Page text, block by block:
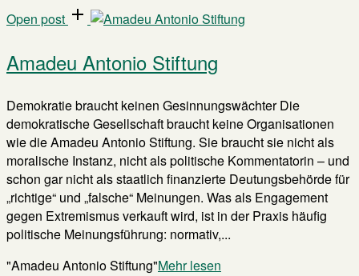
Open post
Amadeu Antonio Stiftung
Demokratie braucht keinen Gesinnungswächter Die
demokratische Gesellschaft braucht keine Organisationen
wie die Amadeu Antonio Stiftung. Sie braucht sie nicht als
moralische Instanz, nicht als politische Kommentatorin – und
schon gar nicht als staatlich finanzierte Deutungsbehörde für
„richtige“ und „falsche“ Meinungen. Was als Engagement
gegen Extremismus verkauft wird, ist in der Praxis häufig
politische Meinungsführung: normativ,...
"Amadeu Antonio Stiftung"Mehr lesen